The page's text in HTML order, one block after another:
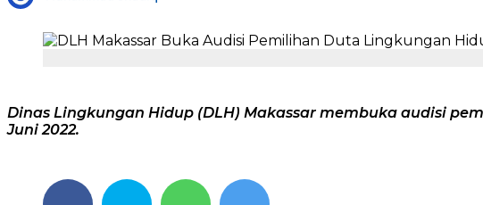
Dinas Lingkungan Hidup (DLH) Makassar membuka audisi
Juni 2022.